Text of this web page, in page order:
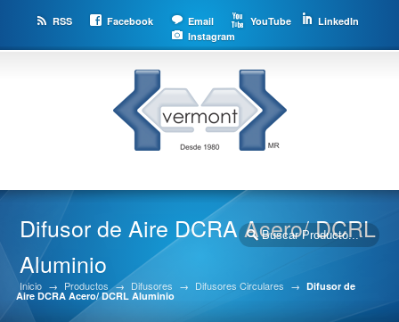
RSS Facebook Email YouTube
LinkedIn
Instagram
Difusor de Aire DCRA Acero/ DCRL
Aluminio
Inicio → Productos → Difusores → Difusores Circulares → Difusor de
Aire DCRA Acero/ DCRL Aluminio